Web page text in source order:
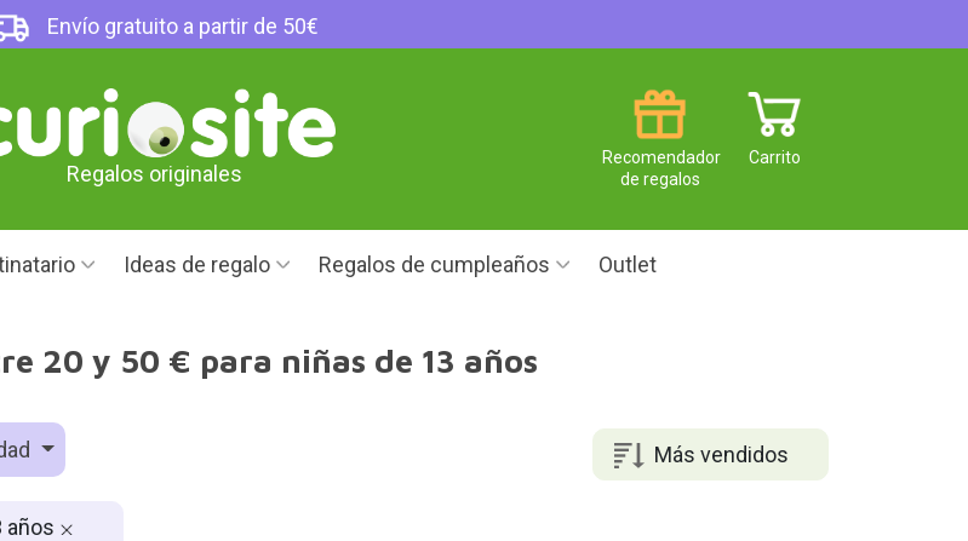
Envío gratuito a partir de 50€
Regalos originales
Carrito
Recomendador
de regalos
Ideas de regalo Regalos de cumpleaños Outlet
20 y 50 € para niñas de 13 años
Más vendidos
años